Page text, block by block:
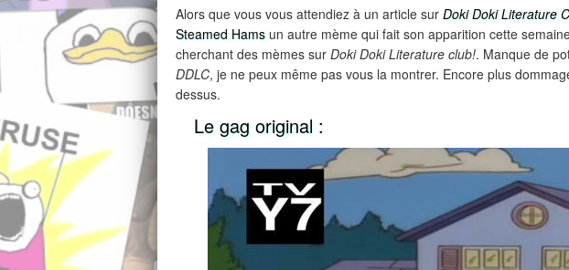
Alors que vous vous attendiez à un article sur Doki Doki Literature
Steamed Hamsun autre mème qui fait son apparition cette
cherchant des mèmes sur Doki Doki Literature club!. Manque de
DDLC, je ne peux même pas vous la montrer. Encore plus
dessus.
Le gag original :